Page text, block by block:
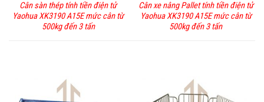
Cân sàn thép tính tiền điện tử
Yaohua XK3190 A15E mức cân từ
500kg đến 3 tấn
Cân xe nâng Pallet tính tiền điện tử
Yaohua XK3190 A15E mức cân từ
500kg đến 3 tấn